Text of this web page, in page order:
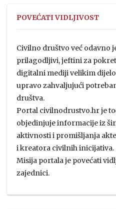
POVEĆATI VIDLJIVOST
Civilno društvo već odavno
prilagodljivi, jeftini za
digitalni mediji velikim
upravo zahvaljujući
društva.
Portal civilnodrustvo.hr je
objedinjuje informacije iz
aktivnosti i promišljanja
i kreatora civilnih inicijativa.
Misija portala je povećati
zajednici.